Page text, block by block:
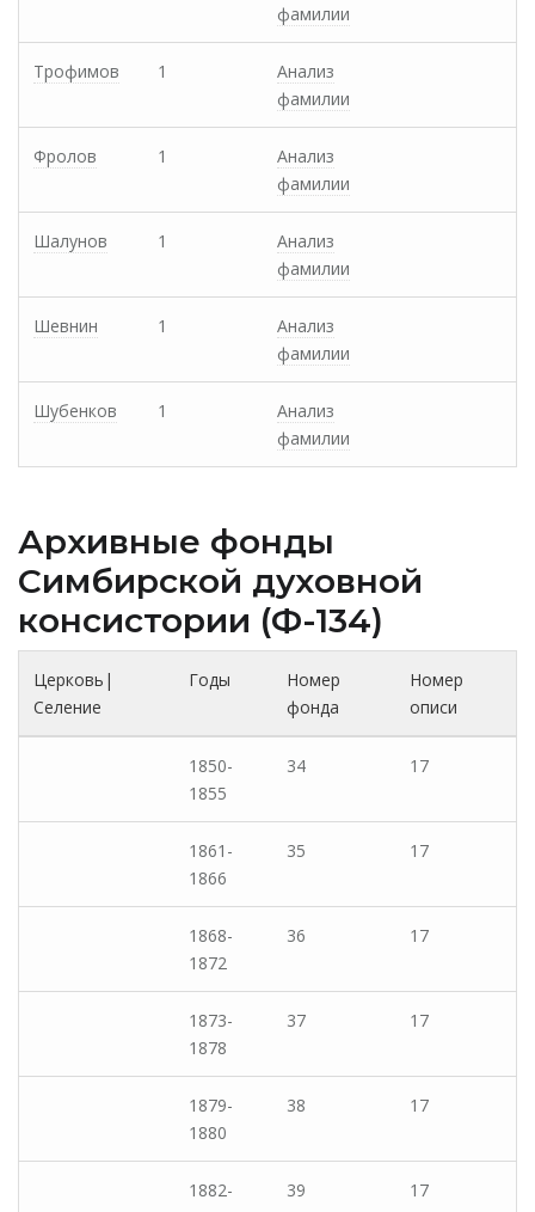
фамилии
Трофимов 1
Анализ
фамилии
Фролов 1
Анализ
фамилии
Шалунов 1
Анализ
фамилии
Шевнин 1
Анализ
фамилии
Шубенков 1
Анализ
фамилии
Архивные фонды
Cимбирской духовной
консистории (Ф-134)
Церковь|
Селение
Годы
Номер
фонда
Номер
описи
1850-
1855
34 17
1861-
1866
35 17
1868-
1872
36 17
1873-
1878
37 17
1879-
1880
38 17
1882-
39 17